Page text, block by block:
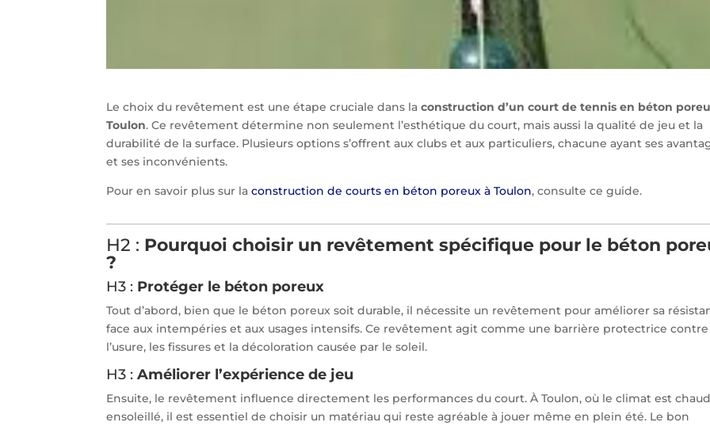
Le choix du revêtement est une étape cruciale dans laconstruction d’un court de tennis en béton
Toulon. Ce revêtement détermine non seulement l’esthétique du court, mais aussi la qualité de jeu et la
durabilité de la surface. Plusieurs options s’offrent aux clubs et aux particuliers, chacune ayant ses
et ses inconvénients.
Pour en savoir plus sur laconstruction de courts en béton poreux à Toulon, consulte ce guide.
H2 : Pourquoi choisir un revêtement spécifique pour le béton
?
H3 : Protéger le béton poreux
Tout d’abord, bien que le béton poreux soit durable, il nécessite un revêtement pour améliorer sa
face aux intempéries et aux usages intensifs. Ce revêtement agit comme une barrière protectrice contre
l’usure, les fissures et la décoloration causée par le soleil.
H3 :Améliorer l’expérience de jeu
Ensuite, le revêtement influence directement les performances du court. À Toulon, où le climat est
ensoleillé, il est essentiel de choisir un matériau qui reste agréable à jouer même en plein été. Le bon